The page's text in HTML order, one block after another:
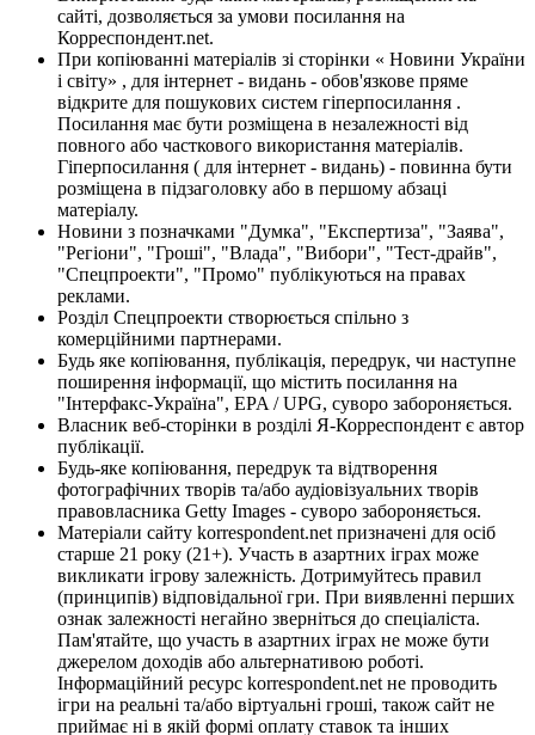
сайті, дозволяється за умови посилання на
Корреспондент.net.
При копіюванні матеріалів зі сторінки « Новини України
і світу» , для інтернет - видань - обов'язкове пряме
відкрите для пошукових систем гіперпосилання .
Посилання має бути розміщена в незалежності від
повного або часткового використання матеріалів.
Гіперпосилання ( для інтернет - видань) - повинна бути
розміщена в підзаголовку або в першому абзаці
матеріалу.
Новини з позначками "Думка", "Експертиза", "Заява",
"Регіони", "Гроші", "Влада", "Вибори", "Тест-драйв",
"Спецпроекти", "Промо" публікуються на правах
реклами.
Розділ Спецпроекти створюється спільно з
комерційними партнерами.
Будь яке копіювання, публікація, передрук, чи наступне
поширення інформації, що містить посилання на
"Інтерфакс-Україна", EPA / UPG, суворо забороняється.
Власник веб-сторінки в розділі Я-Корреспондент є автор
публікації.
Будь-яке копіювання, передрук та відтворення
фотографічних творів та/або аудіовізуальних творів
правовласника Getty Images - суворо забороняється.
Матеріали сайту korrespondent.net призначені для осіб
старше 21 року (21+). Участь в азартних іграх може
викликати ігрову залежність. Дотримуйтесь правил
(принципів) відповідальної гри. При виявленні перших
ознак залежності негайно зверніться до спеціаліста.
Пам'ятайте, що участь в азартних іграх не може бути
джерелом доходів або альтернативою роботі.
Інформаційний ресурс korrespondent.net не проводить
ігри на реальні та/або віртуальні гроші, також сайт не
приймає ні в якій формі оплату ставок та інших